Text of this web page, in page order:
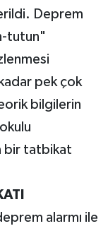
Deprem
tutun"
pek çok
bilgilerin
bir tatbikat
alarmı ile